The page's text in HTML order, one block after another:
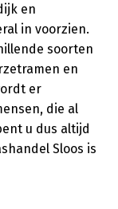
en
in voorzien.
soorten
en
er
die al
u dus altijd
Sloos is